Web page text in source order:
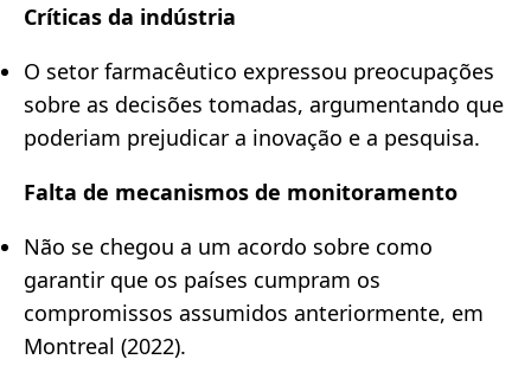
Críticas da indústria
O setor farmacêutico expressou preocupações
sobre as decisões tomadas, argumentando que
poderiam prejudicar a inovação e a pesquisa.
Falta de mecanismos de monitoramento
Não se chegou a um acordo sobre como
garantir que os países cumpram os
compromissos assumidos anteriormente, em
Montreal (2022).